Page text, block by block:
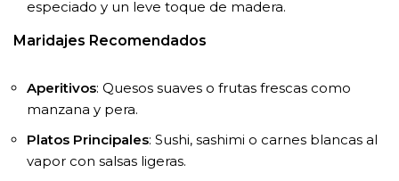
especiado y un leve toque de madera.
Maridajes Recomendados
Aperitivos: Quesos suaves o frutas frescas como
manzana y pera.
Platos Principales: Sushi, sashimi o carnes blancas al
vapor con salsas ligeras.